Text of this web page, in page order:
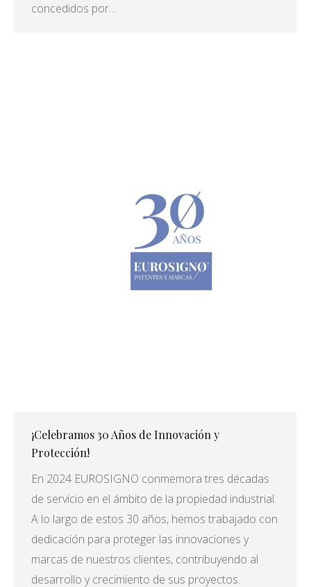
concedidos por…
¡Celebramos 30 Años de Innovación y
Protección!
En 2024 EUROSIGNO conmemora tres décadas
de servicio en el ámbito de la propiedad industrial.
A lo largo de estos 30 años, hemos trabajado con
dedicación para proteger las innovaciones y
marcas de nuestros clientes, contribuyendo al
desarrollo y crecimiento de sus proyectos.